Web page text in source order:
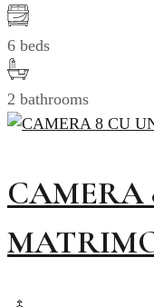
6 beds
2 bathrooms
CAMERA